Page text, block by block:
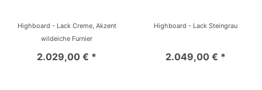
Highboard - Lack Creme, Akzent
wildeiche Furnier
2.029,00 € *
Highboard - Lack Steingrau
2.049,00 € *